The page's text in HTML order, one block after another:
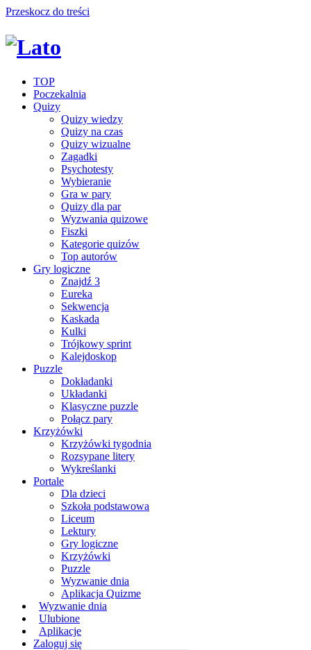
Przeskocz do treści
TOP
Poczekalnia
Quizy
Quizy wiedzy
Quizy na czas
Quizy wizualne
Zagadki
Psychotesty
Wybieranie
Gra w pary
Quizy dla par
Wyzwania quizowe
Fiszki
Kategorie quizów
Top autorów
Gry logiczne
Znajdź 3
Eureka
Sekwencja
Kaskada
Kulki
Trójkowy sprint
Kalejdoskop
Puzzle
Dokładanki
Układanki
Klasyczne puzzle
Połącz pary
Krzyżówki
Krzyżówki tygodnia
Rozsypane litery
Wykreślanki
Portale
Dla dzieci
Szkoła podstawowa
Liceum
Lektury
Gry logiczne
Krzyżówki
Puzzle
Wyzwanie dnia
Aplikacja Quizme
Wyzwanie dnia
Ulubione
Aplikacje
Zaloguj się